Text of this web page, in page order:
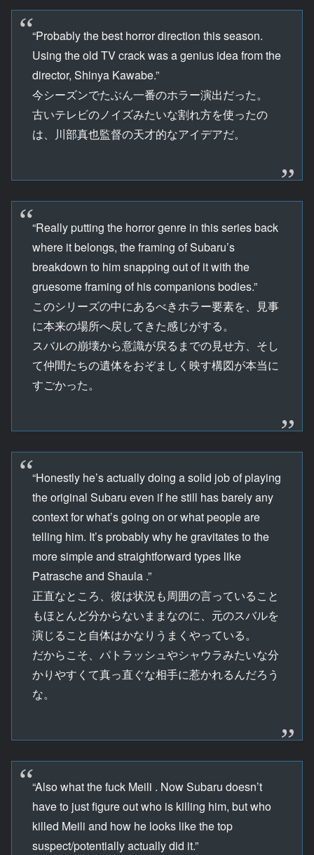
“Probably the best horror direction this season.
Using the old TV crack was a genius idea from the
director, Shinya Kawabe.”
今シーズンでたぶん一番のホラー演出だった。
古いテレビのノイズみたいな割れ方を使ったの
は、川部真也監督の天才的なアイデアだ。
“Really putting the horror genre in this series back
where it belongs, the framing of Subaru’s
breakdown to him snapping out of it with the
gruesome framing of his companions bodies.”
このシリーズの中にあるべきホラー要素を、見事
に本来の場所へ戻してきた感じがする。
スバルの崩壊から意識が戻るまでの見せ方、そし
て仲間たちの遺体をおぞましく映す構図が本当に
すごかった。
“Honestly he’s actually doing a solid job of playing
the original Subaru even if he still has barely any
context for what’s going on or what people are
telling him. It’s probably why he gravitates to the
more simple and straightforward types like
Patrasche and Shaula .”
正直なところ、彼は状況も周囲の言っていること
もほとんど分からないままなのに、元のスバルを
演じること自体はかなりうまくやっている。
だからこそ、パトラッシュやシャウラみたいな分
かりやすくて真っ直ぐな相手に惹かれるんだろう
な。
“Also what the fuck Meili . Now Subaru doesn’t
have to just figure out who is killing him, but who
killed Meili and how he looks like the top
suspect/potentially actually did it.”